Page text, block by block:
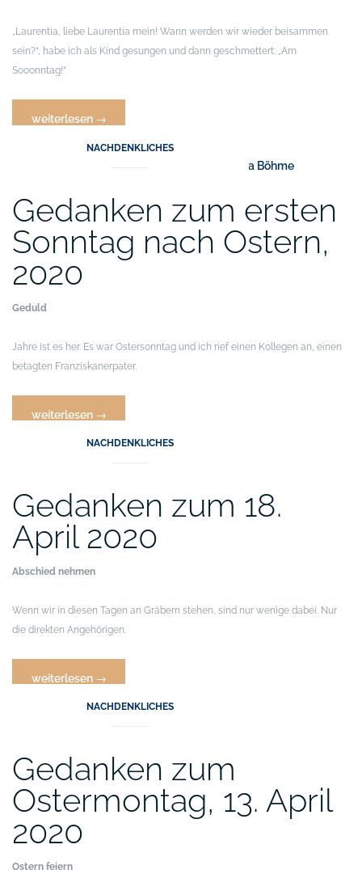
„Laurentia, liebe Laurentia mein! Wann werden wir wieder beisammen
sein?“, habe ich als Kind gesungen und dann geschmettert: „Am
Sooonntag!“
„Gedanken
2020“
weiterlesen →
NACHDENKLICHES
Gedanken zum ersten
Sonntag nach Ostern,
2020
Geduld
Jahre ist es her. Es war Ostersonntag und ich rief einen Kollegen an, einen
betagten Franziskanerpater.
„Gedanken
Ostern,
2020“
weiterlesen →
NACHDENKLICHES
Gedanken zum 18.
April 2020
Abschied nehmen
Wenn wir in diesen Tagen an Gräbern stehen, sind nur wenige dabei. Nur
die direkten Angehörigen.
„Gedanken
weiterlesen →
NACHDENKLICHES
Gedanken zum
Ostermontag, 13. April
2020
Ostern feiern